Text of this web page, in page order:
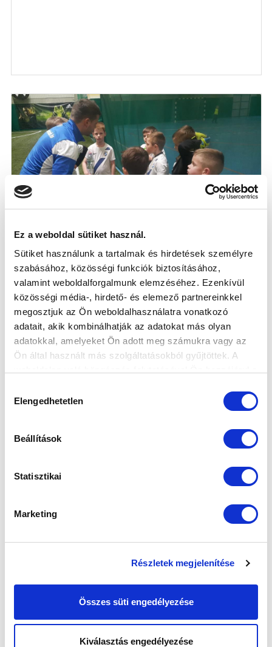
Ez a weboldal sütiket használ.
Sütiket használunk a tartalmak és hirdetések személyre
szabásához, közösségi funkciók biztosításához,
valamint weboldalforgalmunk elemzéséhez. Ezenkívül
közösségi média-, hirdető- és elemező partnereinkkel
megosztjuk az Ön weboldalhasználatra vonatkozó
adatait, akik kombinálhatják az adatokat más olyan
adatokkal, amelyeket Ön adott meg számukra vagy az
Ön által használt más szolgáltatásokból gyűjtöttek. A
kiválasztása
Elengedhetetlen
Beállítások
Statisztikai
Marketing
Részletek megjelenítése
Összes süti engedélyezése
Kiválasztás engedélyezése
ARANY ES EZÜST A GÓL-SZÓRÓ
KUPÁRÓL
Remekül kezdték a szezont a kicsik.
MTK BUDAPEST PUSKÁS AKADÉMIA FC
Ne maradjon le egy eseményről sem! Iratkozzon fel ingyenes
hírlevelünkre: